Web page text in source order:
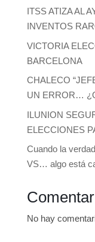
ITSS ATIZA AL
INVENTOS
VICTORIA
BARCELONA
CHALECO
UN ERROR…
ILUNION
ELECCIONES
Cuando la
VS… algo está
No hay